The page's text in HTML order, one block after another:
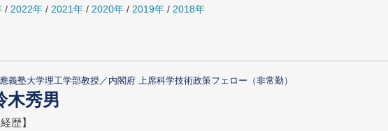
/ 2022年 / 2021年 / 2020年 / 2019年 / 2018年
義塾大学理工学部教授／内閣府 上席科学技術政策フェロー（非常勤）
木秀男
経歴】